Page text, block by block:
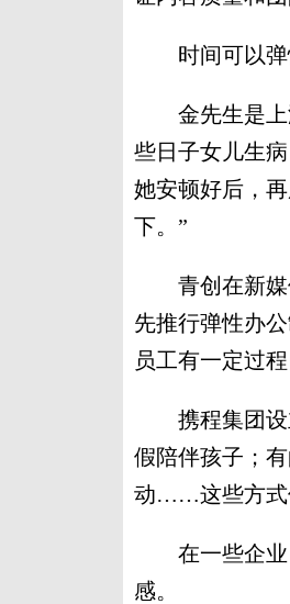
时间可以弹
金先生是上
些日子女儿生
她安顿好后，
下。”
青创在新媒
先推行弹性办
员工有一定过
携程集团设立
假陪伴孩子；
动……这些方式
在一些企业
感。